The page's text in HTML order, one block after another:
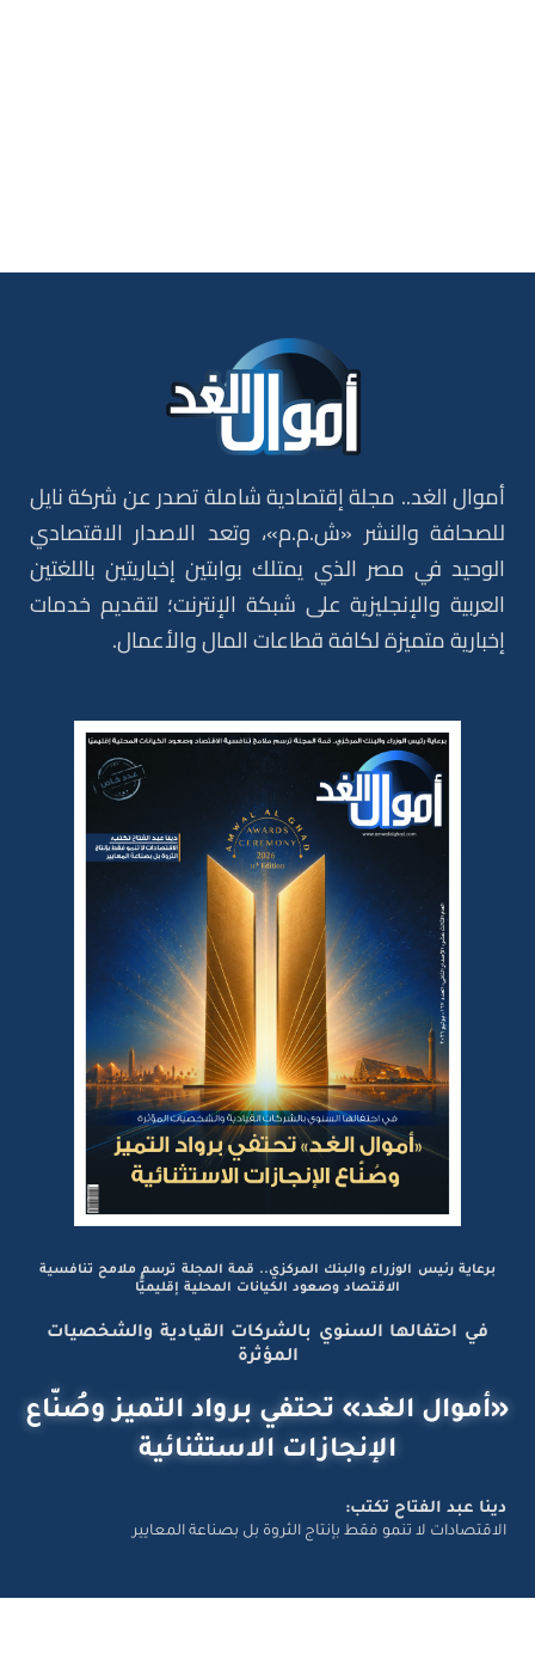
أموال الغد.. مجلة إقتصادية شاملة تصدر عن شركة نايل
للصحافة والنشر «ش.م.م»، وتعد الاصدار الاقتصادي
الوحيد في مصر الذي يمتلك بوابتين إخباريتين باللغتين
العربية والإنجليزية على شبكة الإنترنت؛ لتقديم خدمات
إخبارية متميزة لكافة قطاعات المال والأعمال.
برعاية رئيس الوزراء والبنك المركزي.. قمة المجلة ترسم ملامح تنافسية
الاقتصاد وصعود الكيانات المحلية إقليميًّا
في احتفالها السنوي بالشركات القيادية والشخصيات
المؤثرة
«أموال الغد» تحتفي برواد التميز وصُنّاع
الإنجازات الاستثنائية
دينا عبد الفتاح تكتب:
الاقتصادات لا تنمو فقط بإنتاج الثروة بل بصناعة المعايير